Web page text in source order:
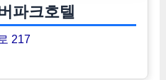
파크호텔
217